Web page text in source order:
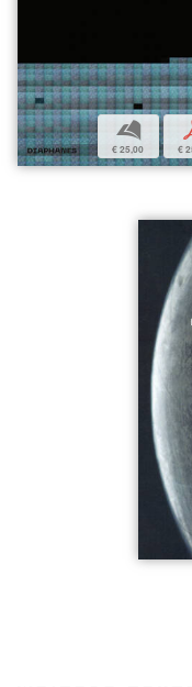
b
€ 25,00 €